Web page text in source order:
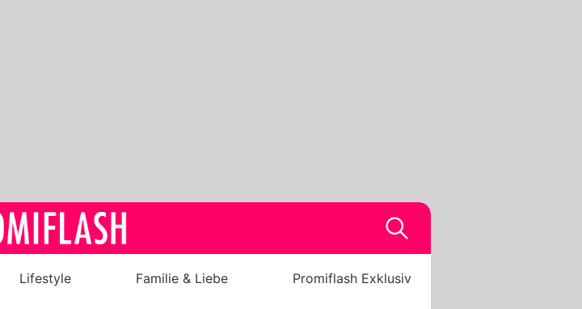
Lifestyle Familie & Liebe Promiflash Exklusiv